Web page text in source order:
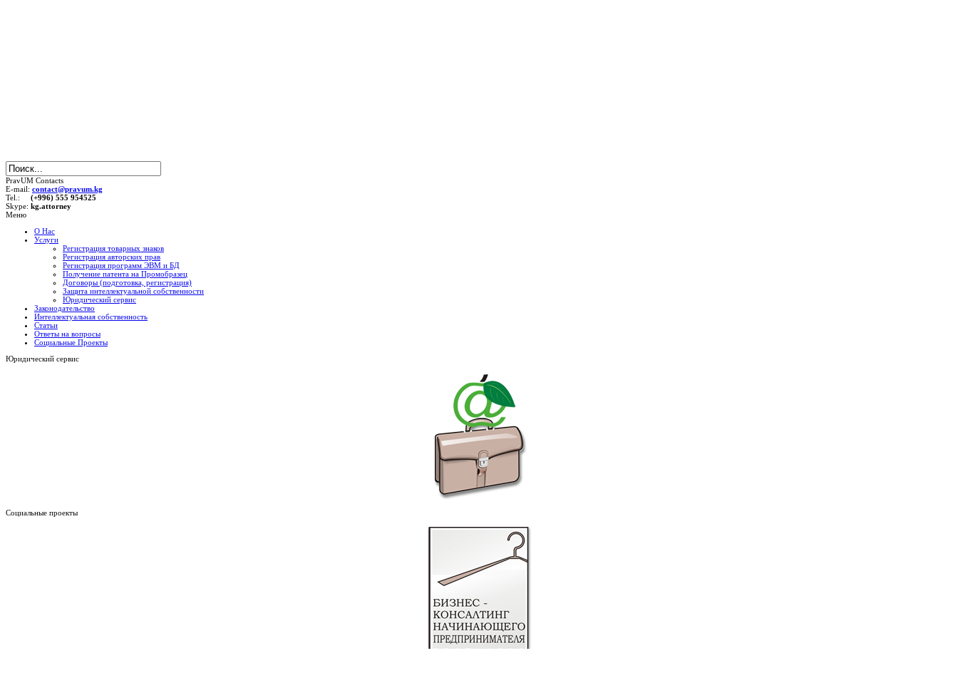
PravUM Contacts
E-mail: contact@pravum.kg
Tel.: (+996) 555 954525
Skype: kg.attorney
Меню
О Нас
Услуги
Регистрация товарных знаков
Регистрация авторских прав
Регистрация программ ЭВМ и БД
Получение патента на Промобразец
Договоры (подготовка, регистрация)
Защита интеллектуальной собственности
Юридический сервис
Законодательство
Интеллектуальная собственность
Статьи
Ответы на вопросы
Социальные Проекты
Юридический сервис
Социальные проекты